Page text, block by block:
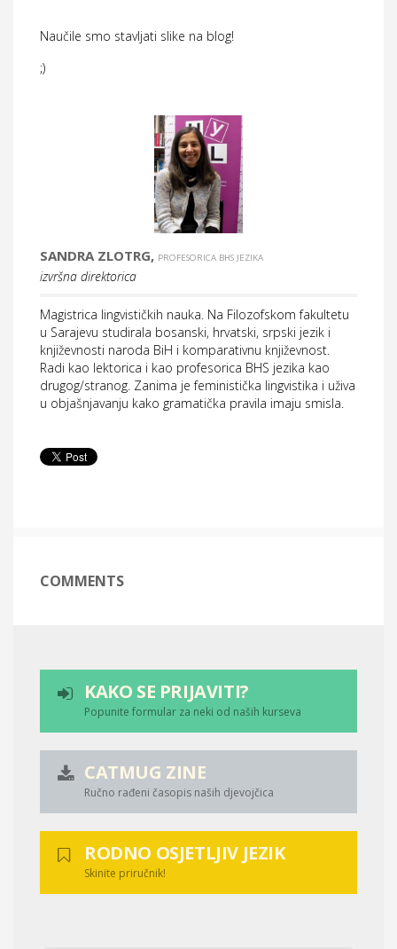
Naučile smo stavljati slike na blog!
;)
SANDRA ZLOTRG, PROFESORICA BHS JEZIKA
izvršna direktorica
Magistrica lingvističkih nauka. Na Filozofskom fakultetu
u Sarajevu studirala bosanski, hrvatski, srpski jezik i
književnosti naroda BiH i komparativnu književnost.
Radi kao lektorica i kao profesorica BHS jezika kao
drugog/stranog. Zanima je feministička lingvistika i uživa
u objašnjavanju kako gramatička pravila imaju smisla.
COMMENTS
KAKO SE PRIJAVITI?
Popunite formular za neki od naših kurseva
CATMUG ZINE
Ručno rađeni časopis naših djevojčica
RODNO OSJETLJIV JEZIK
Skinite priručnik!